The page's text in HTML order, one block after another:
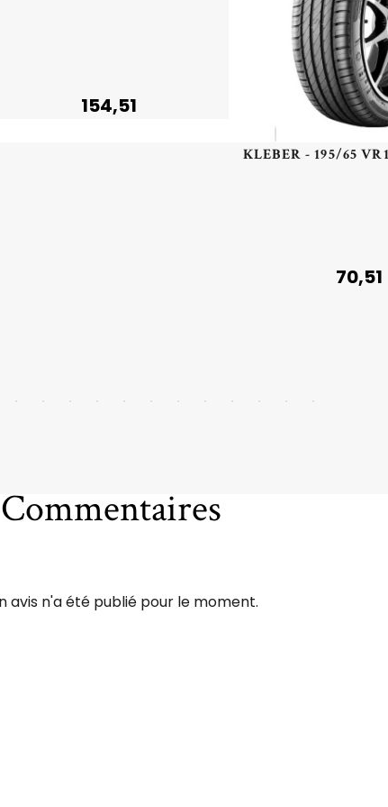
154,51
70,51
Commentaires
avis n'a été publié pour le moment.